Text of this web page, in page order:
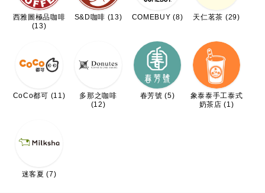
西雅圖極品咖啡
(13)
S&D咖啡 (13) COMEBUY (8) 天仁茗茶 (29)
CoCo都可 (11)
多那之咖啡
(12)
春芳號 (5)
象泰泰手工泰式
奶茶店 (1)
迷客夏 (7)